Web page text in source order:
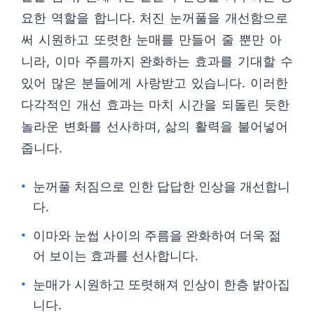
요한 역할을 합니다. 처진 눈꺼풀을 개선함으로
써 시원하고 또렷한 눈매를 만들어 줄 뿐만 아
니라, 이마 주름까지 완화하는 효과를 기대할 수
있어 많은 분들에게 사랑받고 있습니다. 이러한
다각적인 개선 효과는 마치 시간을 되돌린 듯한
놀라운 변화를 선사하며, 삶의 활력을 불어넣어
줍니다.
눈꺼풀 처짐으로 인한 답답한 인상을 개선합니
다.
이마와 눈썹 사이의 주름을 완화하여 더욱 젊
어 보이는 효과를 선사합니다.
눈매가 시원하고 또렷해져 인상이 한층 밝아집
니다.